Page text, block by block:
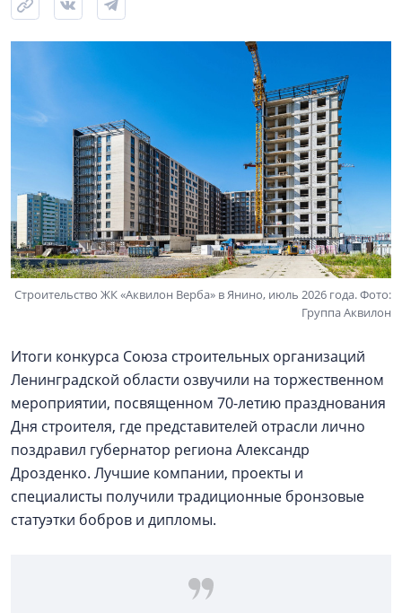
Строительство ЖК «Аквилон Верба» в Янино, июль 2026 года. Фото:
Группа Аквилон
Итоги конкурса Союза строительных организаций
Ленинградской области озвучили на торжественном
мероприятии, посвященном 70-летию празднования
Дня строителя, где представителей отрасли лично
поздравил губернатор региона Александр
Дрозденко. Лучшие компании, проекты и
специалисты получили традиционные бронзовые
статуэтки бобров и дипломы.